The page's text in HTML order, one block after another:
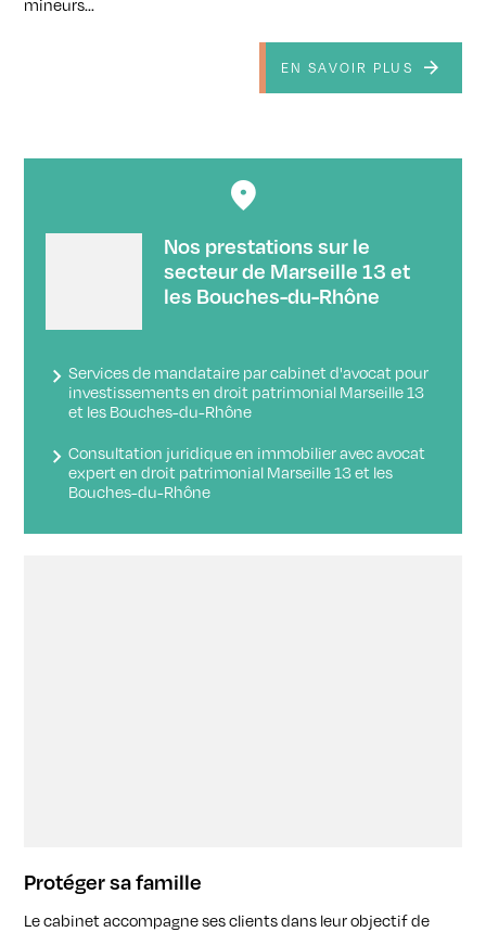
mineurs...
EN SAVOIR PLUS
Nos prestations sur le
secteur de Marseille 13 et
les Bouches-du-Rhône
Services de mandataire par cabinet d'avocat pour
investissements en droit patrimonial Marseille 13
et les Bouches-du-Rhône
Consultation juridique en immobilier avec avocat
expert en droit patrimonial Marseille 13 et les
Bouches-du-Rhône
Protéger sa famille
Le cabinet accompagne ses clients dans leur objectif de